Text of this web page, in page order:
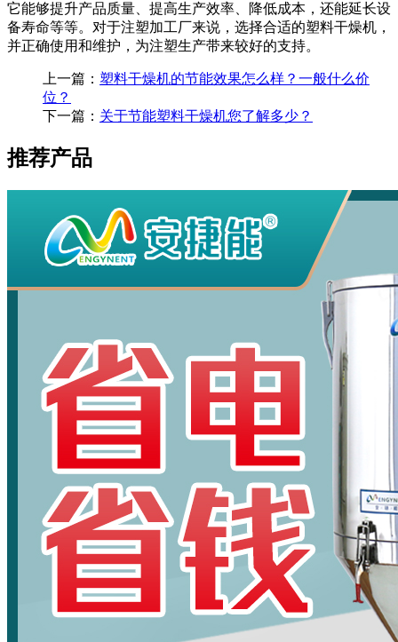
它能够提升产品质量、提高生产效率、降低成本，还能延长设
备寿命等等。对于注塑加工厂来说，选择合适的塑料干燥机，
并正确使用和维护，为注塑生产带来较好的支持。
上一篇： 塑料干燥机的节能效果怎么样？一般什么价
位？
下一篇： 关于节能塑料干燥机您了解多少？
推荐产品